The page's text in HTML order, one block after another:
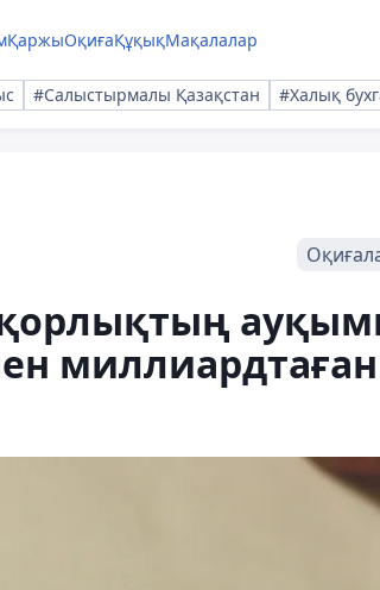
ҚаржыОқиғаҚұқықМақалалар
#Салыстырмалы Қазақстан #Халық
миллиардтаған